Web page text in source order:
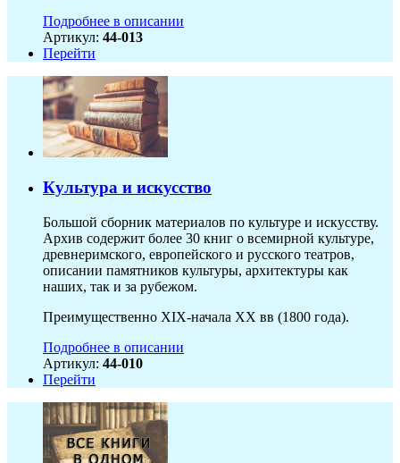
Подробнее в описании
Артикул: 44-013
Перейти
Культура и искусство
Большой сборник материалов по культуре и искусству.
Архив содержит более 30 книг о всемирной культуре,
древнеримского, европейского и русского театров,
описании памятников культуры, архитектуры как
наших, так и за рубежом.
Преимущественно XIX-начала ХХ вв (1800 года).
Подробнее в описании
Артикул: 44-010
Перейти